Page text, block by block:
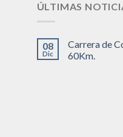
ÚLTIMAS
08
Dic
Carrera de
60Km.